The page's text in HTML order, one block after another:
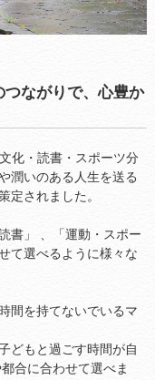
ながりで、心豊か
化・読書・スポーツ分
潤いのある人生を送る
定されました。
書」 、「運動・スポー
て選べるように様々な
間を持てないでいるマ
どもと過ごす時間が自
合に合わせて選べま